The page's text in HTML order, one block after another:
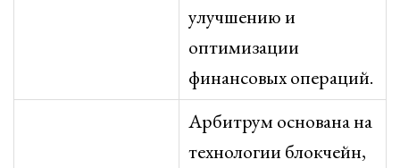
улучшению и
оптимизации
финансовых операций.
Арбитрум основана на
технологии блокчейн,